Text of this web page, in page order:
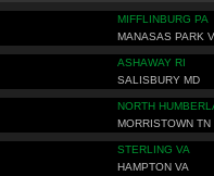
MIFFLINBURG PA
MANASAS PARK
ASHAWAY RI
SALISBURY MD
NORTH
MORRISTOWN TN
STERLING VA
HAMPTON VA